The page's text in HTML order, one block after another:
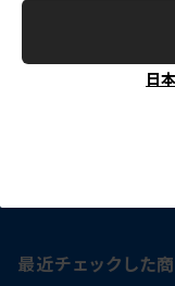
日
最近チェックした